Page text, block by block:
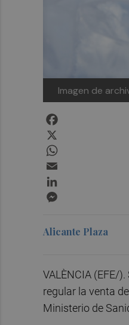
Imagen de
Alicante Plaza
VALÈNCIA (EFE/
regular la venta
Ministerio de